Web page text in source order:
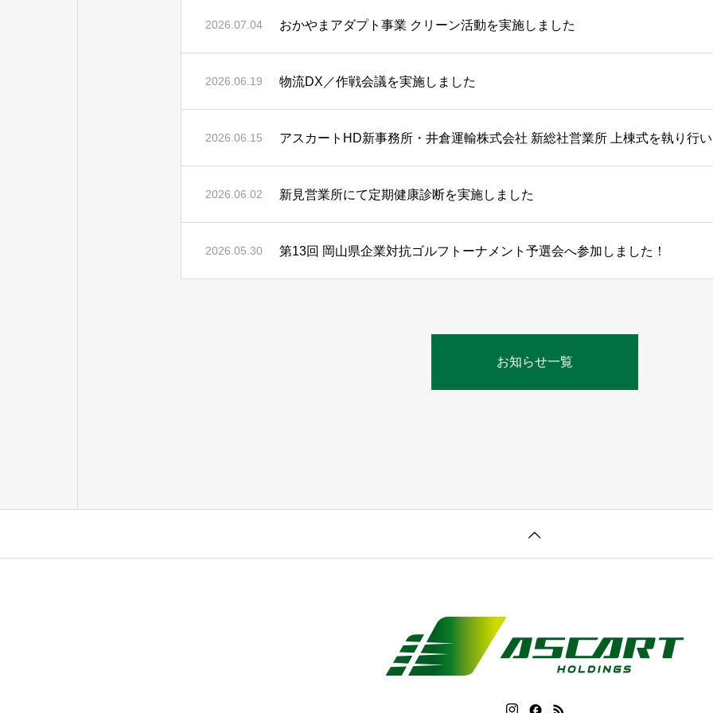
2026.07.04 おかやまアダプト事業 クリーン活動を実施しました
2026.06.19 物流DX／作戦会議を実施しました
2026.06.15 アスカートHD新事務所・井倉運輸株式会社 新総社営業所 上棟式を執り行
2026.06.02 新見営業所にて定期健康診断を実施しました
2026.05.30 第13回 岡山県企業対抗ゴルフトーナメント予選会へ参加しました！
お知らせ一覧